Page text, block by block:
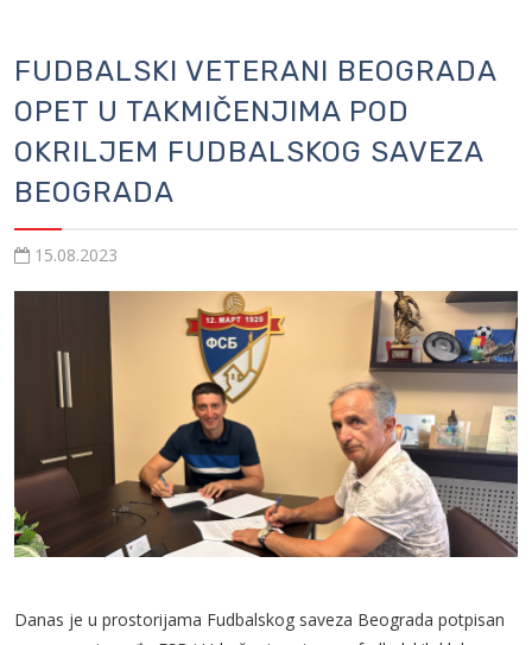
FUDBALSKI VETERANI BEOGRADA
OPET U TAKMIČENJIMA POD
OKRILJEM FUDBALSKOG SAVEZA
BEOGRADA
15.08.2023
Danas je u prostorijama Fudbalskog saveza Beograda potpisan